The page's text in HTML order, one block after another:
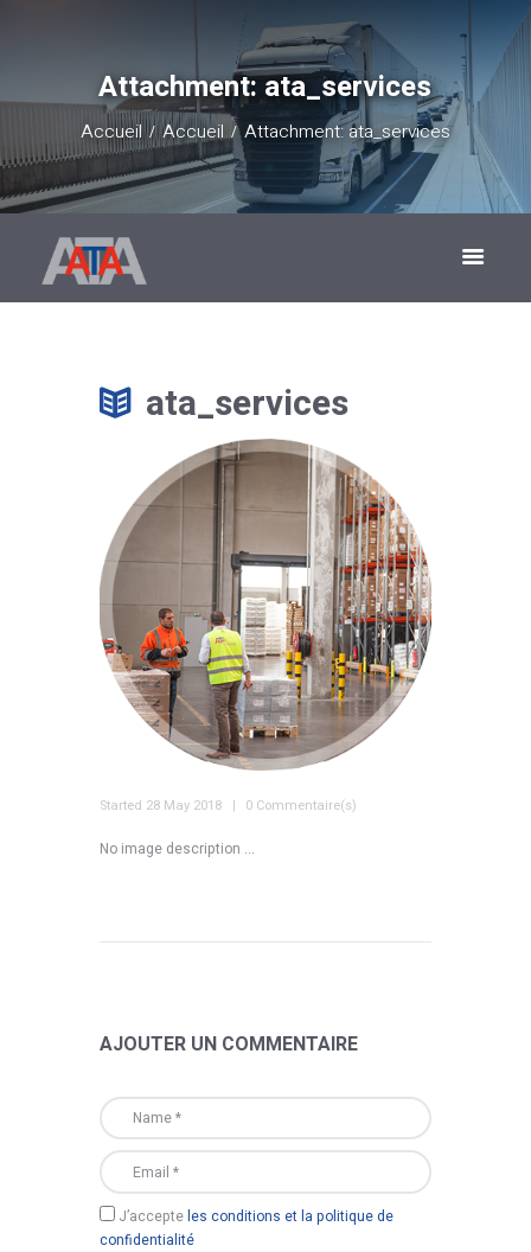
Attachment: ata_services
Accueil Accueil Attachment: ata_services
ata_services
Started 28 May 2018 0 Commentaire(s)
No image description ...
AJOUTER UN COMMENTAIRE
J’accepteles conditions et la politique de
confidentialité